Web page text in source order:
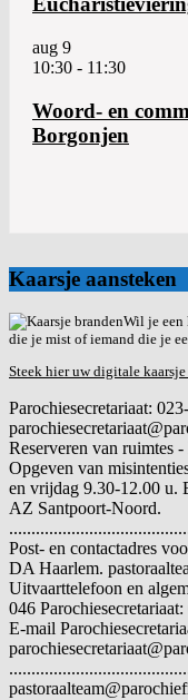
aug 9
10:30 - 11:30
Woord- en
Borgonjen
Kaarsje aansteken
Wil je een
die je mist of iemand die je
Steek hier uw digitale kaarsje
Parochiesecretariaat:
Reserveren van ruimtes
Opgeven van
en vrijdag 9.30-12.00 u.
AZ Santpoort-Noord.
Post- en contactadres
DA Haarlem.
Uitvaarttelefoon en
046
E-mail